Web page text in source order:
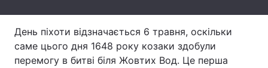
Тема оформлення
День піхоти відзначається 6 травня, оскільки
саме цього дня 1648 року козаки здобули
перемогу в битві біля Жовтих Вод. Це перша